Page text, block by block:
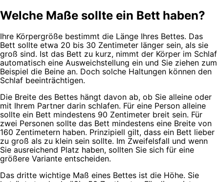
Welche Maße sollte ein Bett haben?
Ihre Körpergröße bestimmt die Länge Ihres Bettes. Das
Bett sollte etwa 20 bis 30 Zentimeter länger sein, als sie
groß sind. Ist das Bett zu kurz, nimmt der Körper im Schlaf
automatisch eine Ausweichstellung ein und Sie ziehen zum
Beispiel die Beine an. Doch solche Haltungen können den
Schlaf beeinträchtigen.
Die Breite des Bettes hängt davon ab, ob Sie alleine oder
mit Ihrem Partner darin schlafen. Für eine Person alleine
sollte ein Bett mindestens 90 Zentimeter breit sein. Für
zwei Personen sollte das Bett mindestens eine Breite von
160 Zentimetern haben. Prinzipiell gilt, dass ein Bett lieber
zu groß als zu klein sein sollte. Im Zweifelsfall und wenn
Sie ausreichend Platz haben, sollten Sie sich für eine
größere Variante entscheiden.
Das dritte wichtige Maß eines Bettes ist die Höhe. Sie